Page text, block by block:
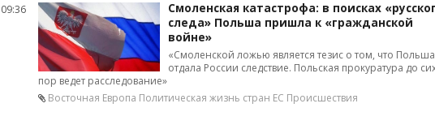
09:36
Смоленская катастрофа: в поисках
следа» Польша пришла к «гражданской
войне»
«Смоленской ложью является тезис о том, что Польша
отдала России следствие. Польская прокуратура до
пор ведет расследование»
Восточная Европа Политическая жизнь стран ЕС Происшествия